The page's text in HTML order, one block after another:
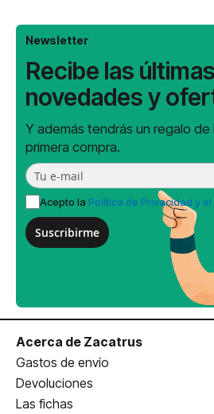
Newsletter
Recibe las últimas
novedades y
Y además tendrás un regalo
primera compra.
Acepto la Política de Privacidad y
Suscribirme
Acerca de Zacatrus
Gastos de envío
Devoluciones
Las fichas